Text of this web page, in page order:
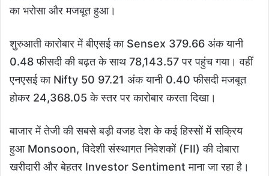
का भरोसा और मजबूत हुआ।
शुरुआती कारोबार में बीएसई का Sensex 379.66 अंक यानी
0.48 फीसदी की बढ़त के साथ 78,143.57 पर पहुंच गया। वहीं
एनएसई का Nifty 50 97.21 अंक यानी 0.40 फीसदी मजबूत
होकर 24,368.05 के स्तर पर कारोबार करता दिखा।
बाजार में तेजी की सबसे बड़ी वजह देश के कई हिस्सों में सक्रिय
हुआ Monsoon, विदेशी संस्थागत निवेशकों (FII) की दोबारा
खरीदारी और बेहतर Investor Sentiment माना जा रहा है।